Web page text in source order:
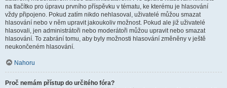
na tlačítko pro úpravu prvního příspěvku v tématu, ke kterému je hlasování
vždy připojeno. Pokud zatím nikdo nehlasoval, uživatelé můžou smazat
hlasování nebo v něm upravit jakoukoliv možnost. Pokud ale již uživatelé
hlasovali, jen administrátoři nebo moderátoři můžou upravit nebo smazat
hlasování. To zabrání tomu, aby byly možnosti hlasování změněny v ještě
neukončeném hlasování.
Nahoru
Proč nemám přístup do určitého fóra?